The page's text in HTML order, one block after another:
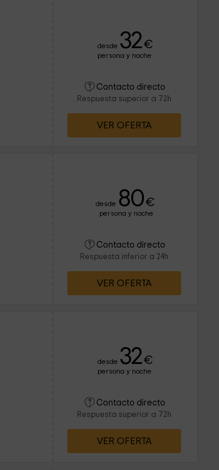
desde 32€
persona y noche
Contacto directo
Respuesta superior a 72h
VER OFERTA
desde 80€
persona y noche
Contacto directo
Respuesta inferior a 24h
VER OFERTA
desde 32€
persona y noche
Contacto directo
Respuesta superior a 72h
VER OFERTA